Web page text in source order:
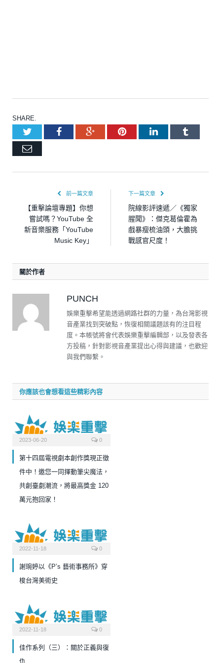
SHARE.
TwitterFacebookGoogle+PinterestLinkedInTumblr
Email
前一篇文章
【重擊論壇專題】你想
嘗試嗎？YouTube 全
新音樂服務「YouTube
Music Key」
下一篇文章
院線影評速遞／《獨家
腥聞》：傑克葛倫霍為
戲暴瘦梳油頭，大膽挑
戰感官尺度！
關於作者
PUNCH
娛樂重擊希望能透過網路社群的力量，為台灣影視
音產業找到突破點，恢復相關議題該有的注目程
度。本帳號將會代表娛樂重擊編輯部，以及發表各
方投稿，針對影視音產業提出心得與建議，也歡迎
與我們聯繫。
你應該也會想看這些精彩內容
2023-06-20 0
第十四屆電視劇本創作獎現正徵
件中！邀您一同揮動筆尖魔法，
共創臺劇潮流，將最高獎金 120
萬元抱回家！
2022-11-18 0
謝琬婷以《P’s 藝術事務所》穿
梭台灣美術史
2022-11-18 0
佳作系列（三）：關於正義與復
仇